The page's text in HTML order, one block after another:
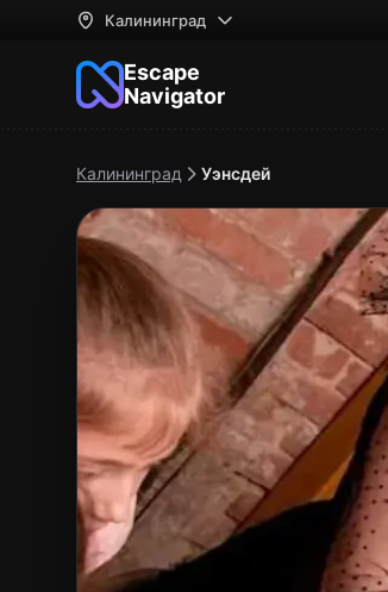
Калининград
Escape
Navigator
Калининград Уэнсдей